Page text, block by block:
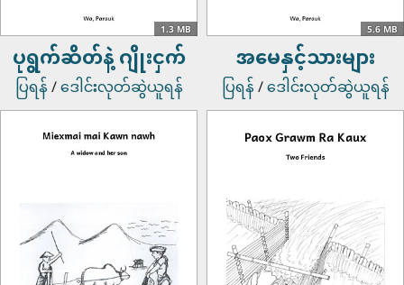
1.3 MB
ပုရွက်ဆိတ်နဲ့ ဂျိုးငှက်
ပြရန် /ဒေါင်းလုတ်ဆွဲယူရန်
5.6 MB
အမေနှင့်သားများ
ပြရန် /ဒေါင်းလုတ်ဆွဲယူရန်